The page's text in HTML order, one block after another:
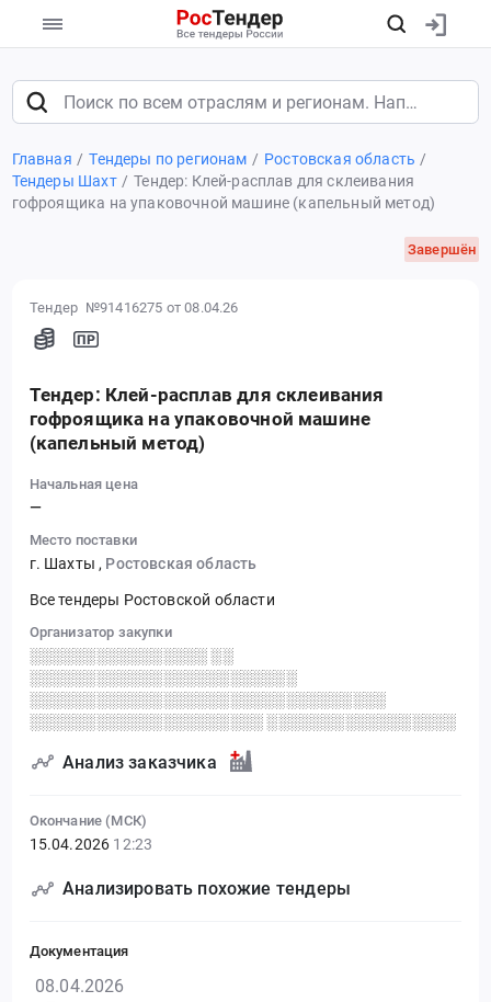
Главная Тендеры по регионам
Ростовская область
Тендеры Шахт
Тендер: Клей-расплав для склеивания
гофроящика на упаковочной машине (капельный метод)
Завершён
Тендер №91416275 от 08.04.26
Тендер: Клей-расплав для склеивания
гофроящика на упаковочной машине
(капельный метод)
Начальная цена
—
Место поставки
г. Шахты , Ростовская область
Все тендеры Ростовской области
Организатор закупки
░░░░░░░░░░░░░░░░ ░░
░░░░░░░░░░░░░░░░░░░░░░░░
░░░░░░░░░░░░░░░░░░░░░░░░░░░░░░░░
░░░░░░░░░░░░░░░░░░░░░ ░░░░░░░░░░░░░░░░░
Анализ заказчика
Окончание (МСК)
15.04.2026 12:23
Анализировать похожие тендеры
Документация
08.04.2026